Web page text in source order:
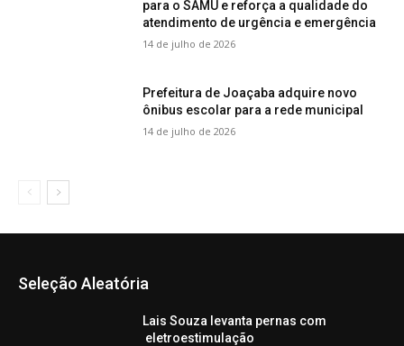
para o SAMU e reforça a qualidade do
atendimento de urgência e emergência
14 de julho de 2026
Prefeitura de Joaçaba adquire novo
ônibus escolar para a rede municipal
14 de julho de 2026
Seleção Aleatória
Lais Souza levanta pernas com
eletroestimulação